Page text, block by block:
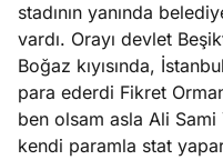
stadının yanında
vardı. Orayı devlet
Boğaz kıyısında,
para ederdi Fikret
ben olsam asla Ali
kendi paramla stat